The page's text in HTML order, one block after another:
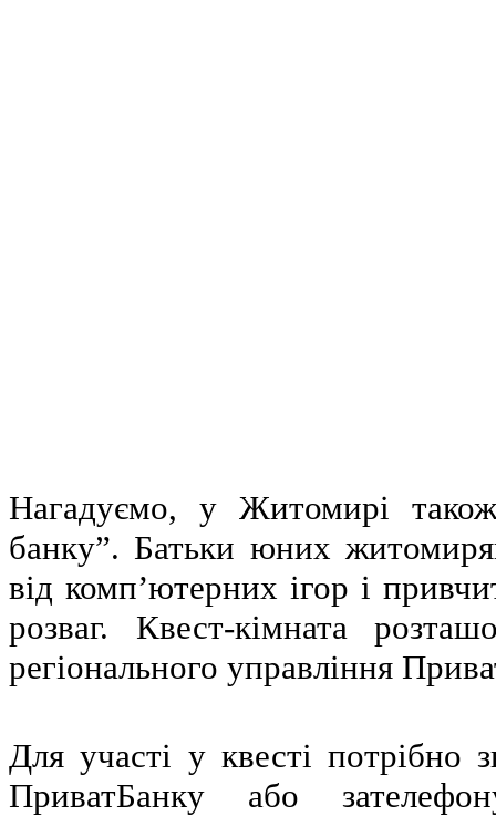
Нагадуємо, у Житомирі
банку”. Батьки юних
від комп’ютерних ігор і
розваг. Квест-кімната
регіонального управління
Для участі у квесті потрібно
ПриватБанку або